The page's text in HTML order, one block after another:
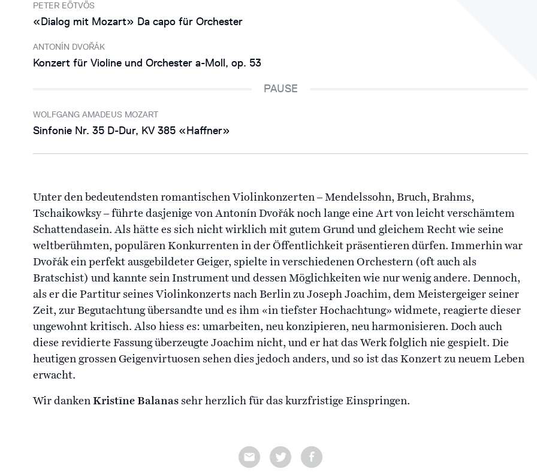
PETER EÖTVÖS
«Dialog mit Mozart» Da capo für Orchester
ANTONÍN DVOŘÁK
Konzert für Violine und Orchester a-Moll, op. 53
PAUSE
WOLFGANG AMADEUS MOZART
Sinfonie Nr. 35 D-Dur, KV 385 «Haffner»
Unter den bedeutendsten romantischen Violinkonzerten ‒ Mendelssohn, Bruch, Brahms,
Tschaikowksy ‒ führte dasjenige von Antonín Dvořák noch lange eine Art von leicht verschämtem
Schattendasein. Als hätte es sich nicht wirklich mit gutem Grund und gleichem Recht wie seine
weltberühmten, populären Konkurrenten in der Öffentlichkeit präsentieren dürfen. Immerhin war
Dvořák ein perfekt ausgebildeter Geiger, spielte in verschiedenen Orchestern (oft auch als
Bratschist) und kannte sein Instrument und dessen Möglichkeiten wie nur wenig andere. Dennoch,
als er die Partitur seines Violinkonzerts nach Berlin zu Joseph Joachim, dem Meistergeiger seiner
Zeit, zur Begutachtung übersandte und es ihm «in tiefster Hochachtung» widmete, reagierte dieser
ungewohnt kritisch. Also hiess es: umarbeiten, neu konzipieren, neu harmonisieren. Doch auch
diese revidierte Fassung überzeugte Joachim nicht, und er hat das Werk folglich nie gespielt. Die
heutigen grossen Geigenvirtuosen sehen dies jedoch anders, und so ist das Konzert zu neuem Leben
erwacht.
Wir danken Kristīne Balanas sehr herzlich für das kurzfristige Einspringen.